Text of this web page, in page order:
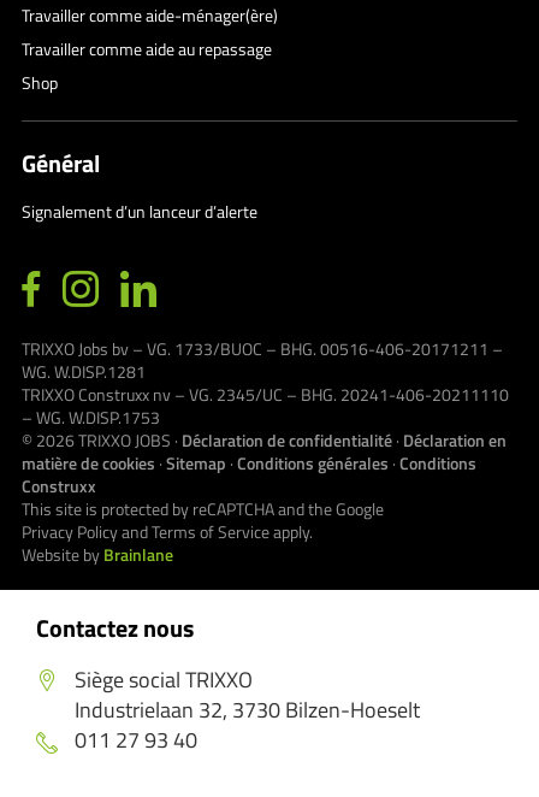
Contactez nous
Siège social TRIXXO
Industrielaan 32, 3730 Bilzen-Hoeselt
011 27 93 40
Travailler comme aide-ménager(ère)
Travailler comme aide au repassage
Shop
Général
Signalement d’un lanceur d’alerte
TRIXXO Jobs bv – VG. 1733/BUOC – BHG. 00516-406-20171211 –
WG. W.DISP.1281
TRIXXO Construxx nv – VG. 2345/UC – BHG. 20241-406-20211110
– WG. W.DISP.1753
© 2026TRIXXO JOBS · Déclaration de confidentialité· Déclaration en
matière de cookies ·Sitemap ·Conditions générales ·Conditions
Construxx
This site is protected by reCAPTCHA and the Google
Privacy PolicyandTerms of Serviceapply.
Website byBrainlane